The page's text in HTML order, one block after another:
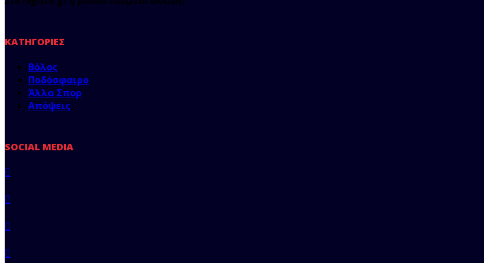
ΚΑΤΗΓΟΡΊΕΣ
Βόλος
Ποδόσφαιρο
Άλλα Σπορ
Απόψεις
SOCIAL MEDIA